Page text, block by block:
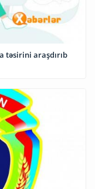
təsirini araşdırıb